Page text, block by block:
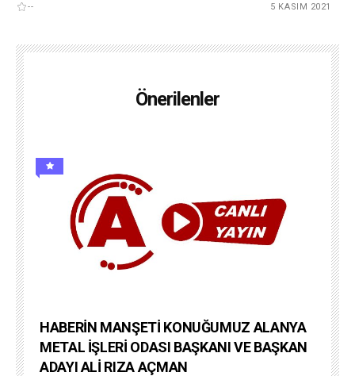
-- 5 KASIM 2021
Önerilenler
HABERİN MANŞETİ KONUĞUMUZ ALANYA
METAL İŞLERİ ODASI BAŞKANI VE BAŞKAN
ADAYI ALİ RIZA AÇMAN